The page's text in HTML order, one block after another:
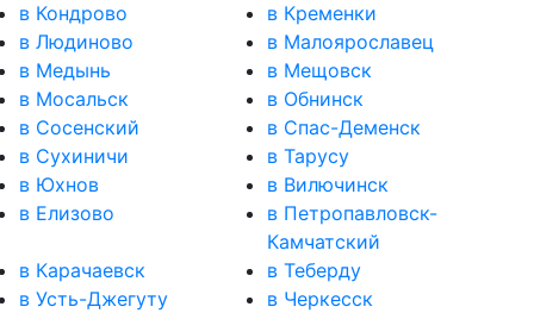
в Кондрово
в Кременки
в Людиново
в Малоярославец
в Медынь
в Мещовск
в Мосальск
в Обнинск
в Сосенский
в Спас-Деменск
в Сухиничи
в Тарусу
в Юхнов
в Вилючинск
в Елизово
в Петропавловск-
Камчатский
в Карачаевск
в Теберду
в Усть-Джегуту
в Черкесск